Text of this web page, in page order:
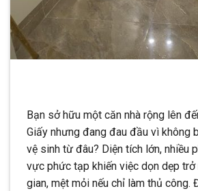
Bạn sở hữu một căn nhà rộng lên
Giấy nhưng đang đau đầu vì không
vệ sinh từ đâu? Diện tích lớn, nhiều
vực phức tạp khiến việc dọn dẹp
gian, mệt mỏi nếu chỉ làm thủ công.